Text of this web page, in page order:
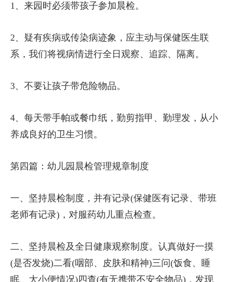
1、来园时必须带孩子参加晨检。
2、疑有疾病或传染病迹象，应主动与保健医生联
系，我们将视病情进行全日观察、追踪、隔离。
3、不要让孩子带危险物品。
4、每天带手帕或餐巾纸，勤剪指甲、勤理发，从小
养成良好的卫生习惯。
第四篇：幼儿园晨检管理规章制度
一、坚持晨检制度，并有记录(保健医有记录、带班
老师有记录)，对服药幼儿重点检查。
二、坚持晨检及全日健康观察制度。认真做好一摸
(是否发烧)二看(咽部、皮肤和精神)三问(饭食、睡
眠、大小便情况)四查(有无携带不安全物品)，发现